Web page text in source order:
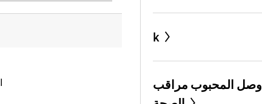
k
وصل المحبوب مراقب